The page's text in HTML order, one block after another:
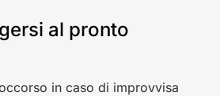
al pronto
in caso di improvvisa